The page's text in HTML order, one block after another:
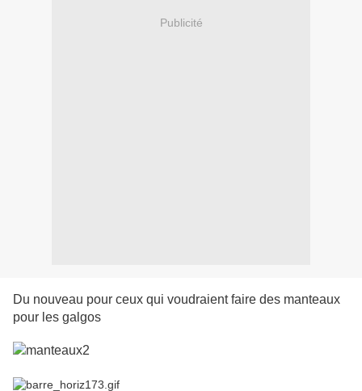
Publicité
Du nouveau pour ceux qui voudraient faire des manteaux
pour les galgos